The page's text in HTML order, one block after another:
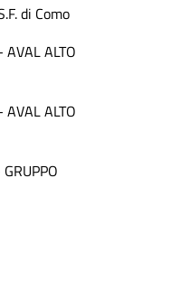
di Como
ALTO
ALTO